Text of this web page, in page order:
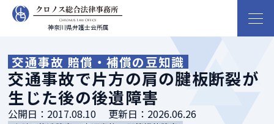
神奈川県弁護士会所属
交通事故 賠償・補償の豆知識
交通事故で片方の肩の腱板断裂が
生じた後の後遺障害
公開日： 2017.08.10 更新日： 2026.06.26